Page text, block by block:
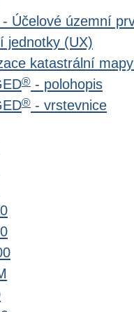
Účelové územní
jednotky (UX)
katastrální
® - polohopis
® - vrstevnice